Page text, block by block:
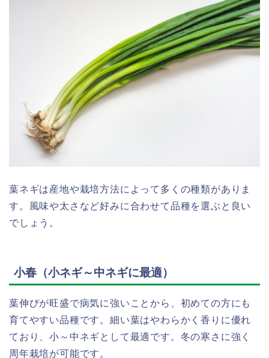
葉ネギは産地や栽培方法によって多くの種類がありま
す。風味や太さなど好みに合わせて品種を選ぶと良い
でしょう。
小春（小ネギ～中ネギに最適）
葉伸びが旺盛で病気に強いことから、初めての方にも
育てやすい品種です。細い葉はやわらかく香りに優れ
ており、小～中ネギとして最適です。冬の寒さに強く
周年栽培が可能です。